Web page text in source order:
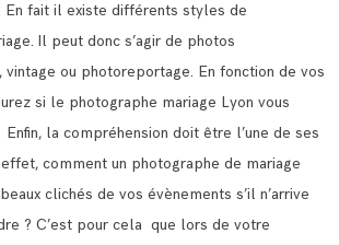
En fait il existe différents styles de
Il peut donc s’agir de photos
ou photoreportage. En fonction de vos
si le photographe mariage Lyon vous
la compréhension doit être l’une de ses
comment un photographe de mariage
clichés de vos évènements s’il n’arrive
? C’est pour cela que lors de votre